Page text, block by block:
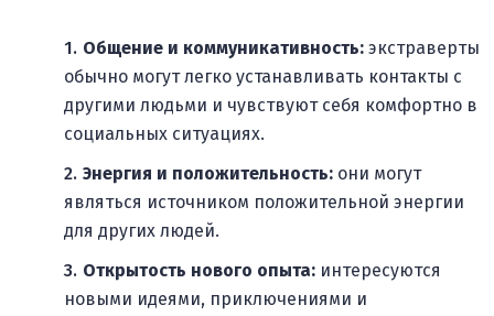
Общение и коммуникативность: экстраверты
обычно могут легко устанавливать контакты с
другими людьми и чувствуют себя комфортно в
социальных ситуациях.
Энергия и положительность: они могут
являться источником положительной энергии
для других людей.
Открытость нового опыта: интересуются
новыми идеями, приключениями и